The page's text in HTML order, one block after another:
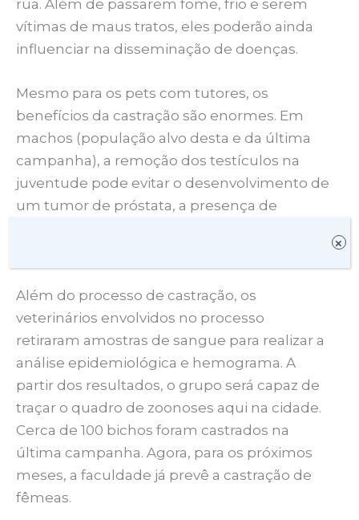
rua. Além de passarem fome, frio e serem
vítimas de maus tratos, eles poderão ainda
influenciar na disseminação de doenças.
Mesmo para os pets com tutores, os
benefícios da castração são enormes. Em
machos (população alvo desta e da última
campanha), a remoção dos testículos na
juventude pode evitar o desenvolvimento de
um tumor de próstata, a presença de
Além do processo de castração, os
veterinários envolvidos no processo
retiraram amostras de sangue para realizar a
análise epidemiológica e hemograma. A
partir dos resultados, o grupo será capaz de
traçar o quadro de zoonoses aqui na cidade.
Cerca de 100 bichos foram castrados na
última campanha. Agora, para os próximos
meses, a faculdade já prevê a castração de
fêmeas.
×